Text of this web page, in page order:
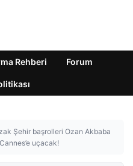
Rehberi Forum
Şehir başrolleri Ozan Akbaba
uçacak!